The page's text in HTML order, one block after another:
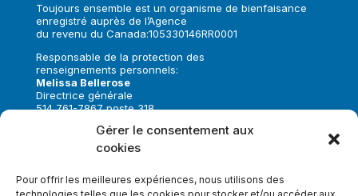
Gérer le consentement aux
cookies
Pour offrir les meilleures expériences, nous utilisons des
Toujours ensemble est un organisme de bienfaisance
enregistré auprès de l’Agence
du revenu du Canada:105330146RR0001
Responsable de la protection des
renseignements personnels:
Melissa Bellerose
Directrice générale
514 761-7867 poste 318